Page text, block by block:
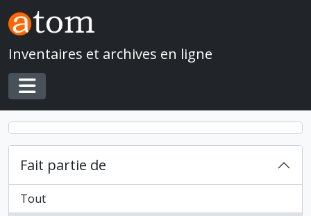
Skip to main content
Inventaires et archives en ligne
Toggle navigation
Fait partie de
Tout